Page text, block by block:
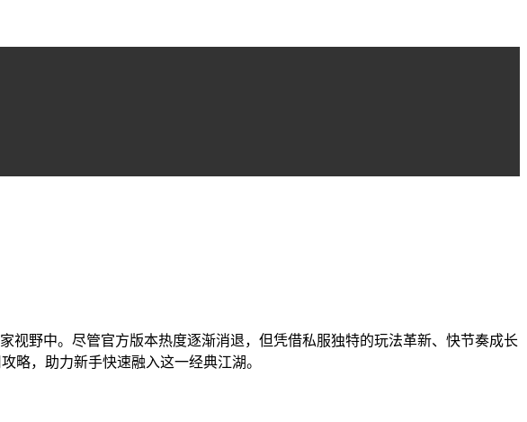
视野中。尽管官方版本热度逐渐消退，但凭借私服独特的玩法革新、快节奏成长
略，助力新手快速融入这一经典江湖。